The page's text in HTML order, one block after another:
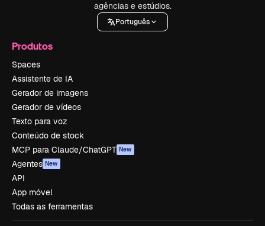
agências e estúdios.
Português
Produtos
Spaces
Assistente de IA
Gerador de imagens
Gerador de vídeos
Texto para voz
Conteúdo de stock
MCP para Claude/ChatGPT New
Agentes New
API
App móvel
Todas as ferramentas